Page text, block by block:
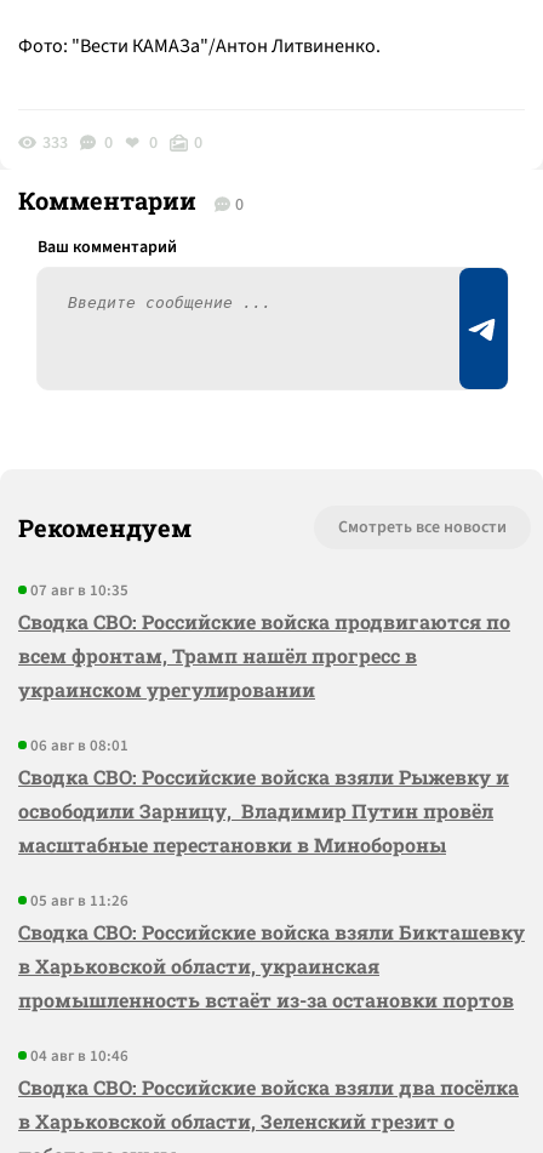
Фото: "Вести КАМАЗа"/Антон Литвиненко.
333 0 0 0
Комментарии 0
Рекомендуем Смотреть все новости
07 авг в 10:35
Сводка СВО: Российские войска продвигаются по
всем фронтам, Трамп нашёл прогресс в
украинском урегулировании
06 авг в 08:01
Сводка СВО: Российские войска взяли Рыжевку и
освободили Зарницу, Владимир Путин провёл
масштабные перестановки в Минобороны
05 авг в 11:26
Сводка СВО: Российские войска взяли Бикташевку
в Харьковской области, украинская
промышленность встаёт из-за остановки портов
04 авг в 10:46
Сводка СВО: Российские войска взяли два посёлка
в Харьковской области, Зеленский грезит о